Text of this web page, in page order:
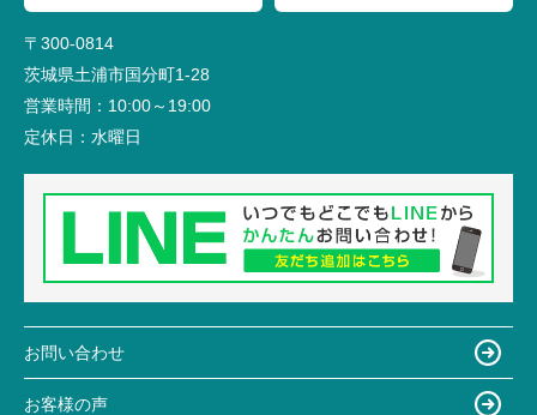
〒300-0814
茨城県土浦市国分町1-28
営業時間： 10:00～19:00
定休日： 水曜日
お問い合わせ
お客様の声